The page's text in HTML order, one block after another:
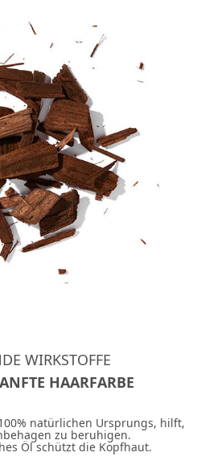
WIRKSTOFFE
HAARFARBE
natürlichen Ursprungs, hilft,
zu beruhigen.
Öl schützt die Kopfhaut.